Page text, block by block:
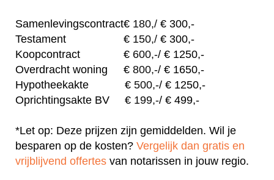
Samenlevingscontract€ 180,/ € 300,-
Testament
€ 150,/ € 300,-
Koopcontract
€ 600,-/ € 1250,-
Overdracht woning
€ 800,-/ € 1650,-
Hypotheekakte
€ 500,-/ € 1250,-
Oprichtingsakte BV € 199,-/ € 499,-
*Let op: Deze prijzen zijn gemiddelden. Wil je
besparen op de kosten? Vergelijk dan gratis en
vrijblijvend offertes van notarissen in jouw regio.